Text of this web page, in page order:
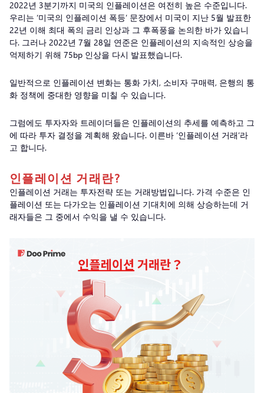
2022년 3분기까지 미국의 인플레이션은 여전히 높은 수준입니다.
우리는 ‘미국의 인플레이션 폭등’ 문장에서 미국이 지난 5월 발표한
22년 이해 최대 폭의 금리 인상과 그 후폭풍을 논의한 바가 있습니
다. 그러나 2022년 7월 28일 연준은 인플레이션의 지속적인 상승을
억제하기 위해 75bp 인상을 다시 발표했습니다.
일반적으로 인플레이션 변화는 통화 가치, 소비자 구매력, 은행의 통
화 정책에 중대한 영향을 미칠 수 있습니다.
그럼에도 투자자와 트레이더들은 인플레이션의 추세를 예측하고 그
에 따라 투자 결정을 계획해 왔습니다. 이른바 ‘인플레이션 거래’라
고 합니다.
인플레이션 거래란?
인플레이션 거래는 투자전략 또는 거래방법입니다. 가격 수준은 인
플레이션 또는 다가오는 인플레이션 기대치에 의해 상승하는데 거
래자들은 그 중에서 수익을 낼 수 있습니다.